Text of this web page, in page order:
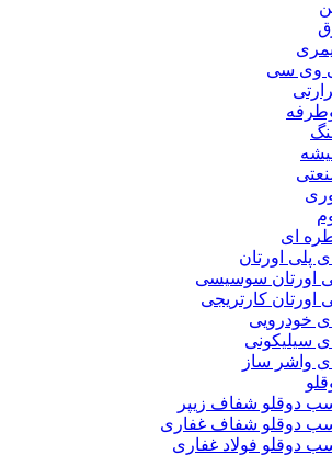
وی سی
ای
پلی اورتان
اورتان سوسیسی
کارتریجی
خودرویی
سیلیکونی
واشر ساز
دوقلو شفاف زیپر
دوقلو شفاف غفاری
دوقلو فولاد غفاری